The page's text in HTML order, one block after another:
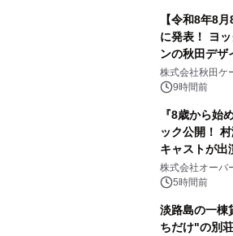
【令和8年8
に発表！ ヨ
ンの秋田デザ
秋田犬の子犬
るパッケージ
株式会社秋田ケ
9時間前
『8歳から始
ック公開！
キャストが出
株式会社オーバ
5時間前
淡路島の一棟
ちだけ"の別